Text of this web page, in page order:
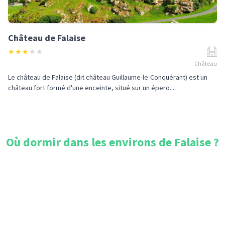
Château de Falaise
★★★ ★ ★
Château
Le château de Falaise (dit château Guillaume-le-Conquérant) est un
château fort formé d'une enceinte, situé sur un épero...
Où dormir dans les environs de Falaise?